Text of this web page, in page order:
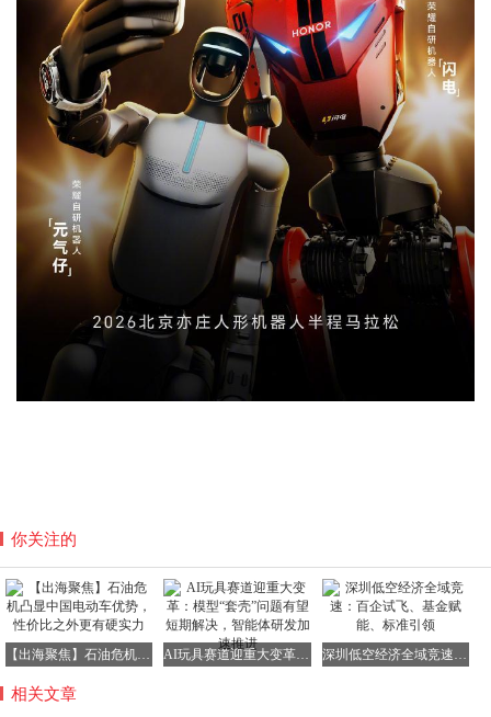
你关注的
【出海聚焦】石油危机凸显中国电动车优势，性价比之外更有硬实力 AI玩具赛道迎重大变革：模型“套壳”问题有望短期解决，智能体研发加速推进 深圳低空经济全域竞速：百企试飞、基金赋能、标准引领
相关文章